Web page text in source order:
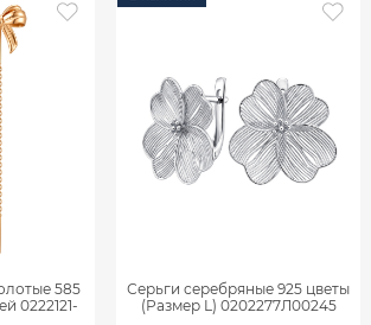
585
0222121-
Серьги серебряные 925 цветы
(Размер L) 0202277Л00245